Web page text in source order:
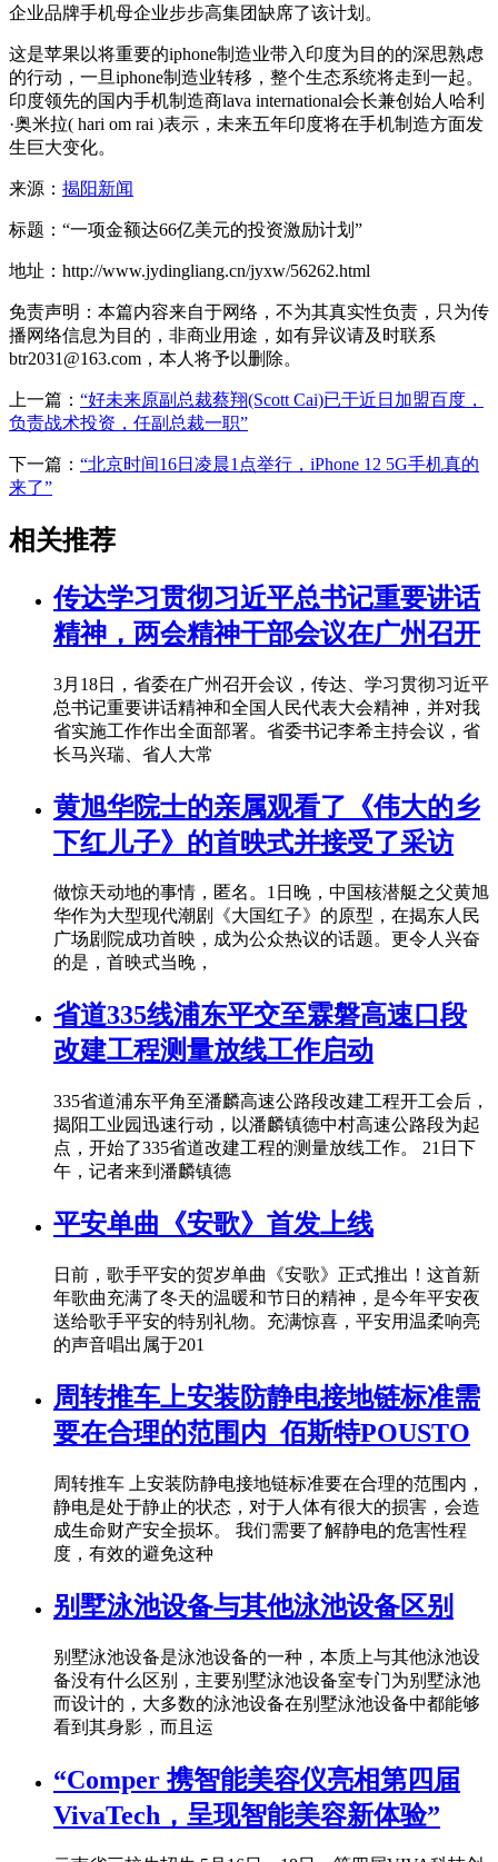
企业品牌手机母企业步步高集团缺席了该计划。
这是苹果以将重要的iphone制造业带入印度为目的的深思熟虑
的行动，一旦iphone制造业转移，整个生态系统将走到一起。
印度领先的国内手机制造商lava international会长兼创始人哈利
·奥米拉( hari om rai )表示，未来五年印度将在手机制造方面发
生巨大变化。
来源： 揭阳新闻
标题：“一项金额达66亿美元的投资激励计划”
地址：http://www.jydingliang.cn/jyxw/56262.html
免责声明：本篇内容来自于网络，不为其真实性负责，只为传
播网络信息为目的，非商业用途，如有异议请及时联系
btr2031@163.com，本人将予以删除。
上一篇： “好未来原副总裁蔡翔(Scott Cai)已于近日加盟百度，
负责战术投资，任副总裁一职”
下一篇： “北京时间16日凌晨1点举行，iPhone 12 5G手机真的
来了”
相关推荐
传达学习贯彻习近平总书记重要讲话
精神，两会精神干部会议在广州召开
3月18日，省委在广州召开会议，传达、学习贯彻习近平
总书记重要讲话精神和全国人民代表大会精神，并对我
省实施工作作出全面部署。省委书记李希主持会议，省
长马兴瑞、省人大常
黄旭华院士的亲属观看了《伟大的乡
下红儿子》的首映式并接受了采访
做惊天动地的事情，匿名。1日晚，中国核潜艇之父黄旭
华作为大型现代潮剧《大国红子》的原型，在揭东人民
广场剧院成功首映，成为公众热议的话题。更令人兴奋
的是，首映式当晚，
省道335线浦东平交至霖磐高速口段
改建工程测量放线工作启动
335省道浦东平角至潘麟高速公路段改建工程开工会后，
揭阳工业园迅速行动，以潘麟镇德中村高速公路段为起
点，开始了335省道改建工程的测量放线工作。 21日下
午，记者来到潘麟镇德
平安单曲《安歌》首发上线
日前，歌手平安的贺岁单曲《安歌》正式推出！这首新
年歌曲充满了冬天的温暖和节日的精神，是今年平安夜
送给歌手平安的特别礼物。充满惊喜，平安用温柔响亮
的声音唱出属于201
周转推车上安装防静电接地链标准需
要在合理的范围内_佰斯特POUSTO
周转推车 上安装防静电接地链标准要在合理的范围内，
静电是处于静止的状态，对于人体有很大的损害，会造
成生命财产安全损坏。 我们需要了解静电的危害性程
度，有效的避免这种
别墅泳池设备与其他泳池设备区别
别墅泳池设备是泳池设备的一种，本质上与其他泳池设
备没有什么区别，主要别墅泳池设备室专门为别墅泳池
而设计的，大多数的泳池设备在别墅泳池设备中都能够
看到其身影，而且运
“Comper 携智能美容仪亮相第四届
VivaTech，呈现智能美容新体验”